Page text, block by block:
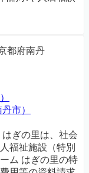
市）
ぎの里は、社会
福祉施設（特別
ム はぎの里の特